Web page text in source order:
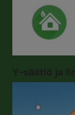
Y-säätiö ja